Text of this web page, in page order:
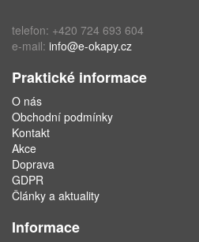
telefon: +420 724 693 604
e-mail: info@e-okapy.cz
Praktické informace
O nás
Obchodní podmínky
Kontakt
Akce
Doprava
GDPR
Články a aktuality
Informace